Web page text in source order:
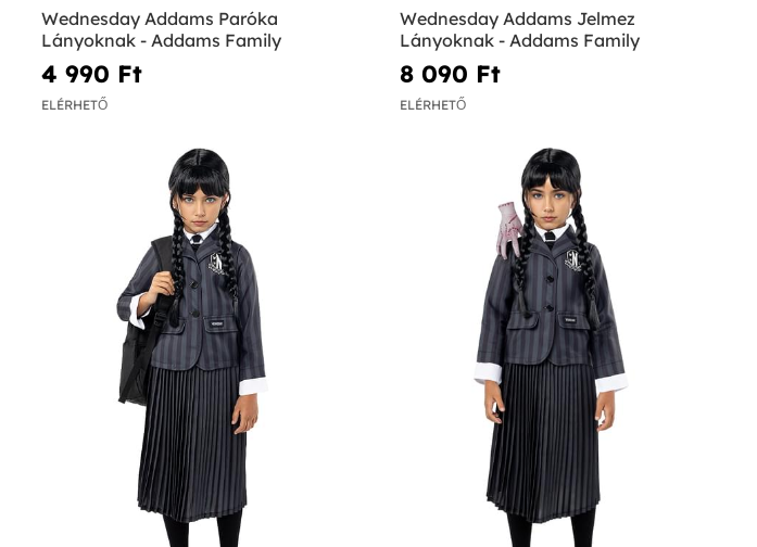
Wednesday Addams Paróka
Lányoknak - Addams Family
4 990 Ft‎
ELÉRHETŐ
Wednesday Addams Jelmez
Lányoknak - Addams Family
8 090 Ft‎
ELÉRHETŐ